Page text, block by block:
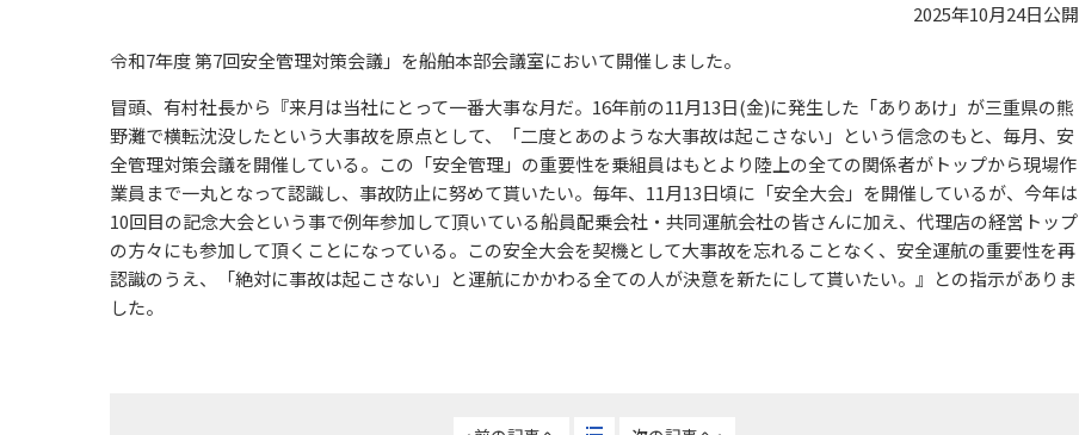
2025年10月24日公開
令和7年度 第7回安全管理対策会議」を船舶本部会議室において開催しました。
冒頭、有村社長から『来月は当社にとって一番大事な月だ。16年前の11月13日(金)に発生した「ありあけ」が三重県の熊
野灘で横転沈没したという大事故を原点として、「二度とあのような大事故は起こさない」という信念のもと、毎月、安
全管理対策会議を開催している。この「安全管理」の重要性を乗組員はもとより陸上の全ての関係者がトップから現場作
業員まで一丸となって認識し、事故防止に努めて貰いたい。毎年、11月13日頃に「安全大会」を開催しているが、今年は
10回目の記念大会という事で例年参加して頂いている船員配乗会社・共同運航会社の皆さんに加え、代理店の経営トップ
の方々にも参加して頂くことになっている。この安全大会を契機として大事故を忘れることなく、安全運航の重要性を再
認識のうえ、「絶対に事故は起こさない」と運航にかかわる全ての人が決意を新たにして貰いたい。』との指示がありま
した。